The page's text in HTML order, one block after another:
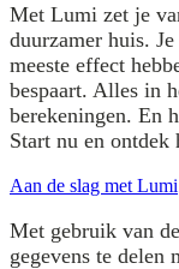
Met Lumi zet je
duurzamer huis.
meeste effect
bespaart. Alles in
berekeningen. En
Start nu en ontdek
Aan de slag met Lumi
Met gebruik van
gegevens te delen